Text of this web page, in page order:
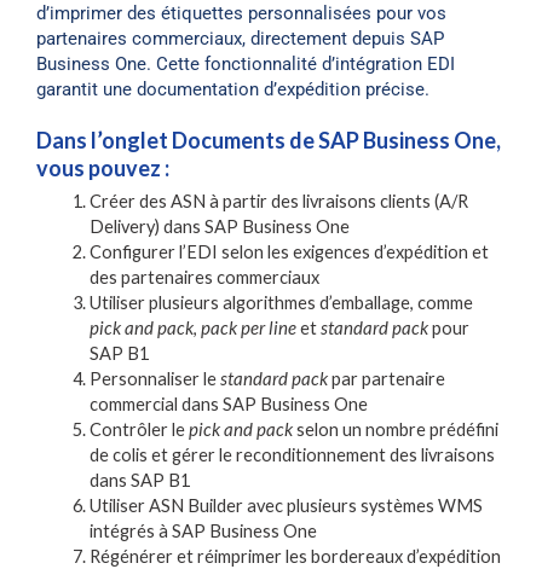
d’imprimer des étiquettes personnalisées pour vos
partenaires commerciaux, directement depuis SAP
Business One. Cette fonctionnalité d’intégration EDI
garantit une documentation d’expédition précise.
Dans l’onglet Documents de SAP Business One,
vous pouvez :
Créer des ASN à partir des livraisons clients (A/R
Delivery) dans SAP Business One
Configurer l’EDI selon les exigences d’expédition et
des partenaires commerciaux
Utiliser plusieurs algorithmes d’emballage, comme
pick and pack, pack per lineetstandard packpour
SAP B1
Personnaliser lestandard packpar partenaire
commercial dans SAP Business One
Contrôler lepick and packselon un nombre prédéfini
de colis et gérer le reconditionnement des livraisons
dans SAP B1
Utiliser ASN Builder avec plusieurs systèmes WMS
intégrés à SAP Business One
Régénérer et réimprimer les bordereaux d’expédition